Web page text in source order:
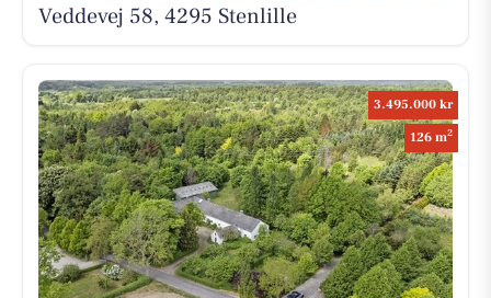
Veddevej 58, 4295 Stenlille
3.495.000 kr
126 m2